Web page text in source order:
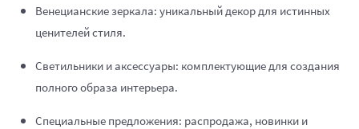
Венецианские зеркала: уникальный декор для истинных
ценителей стиля.
Светильники и аксессуары: комплектующие для создания
полного образа интерьера.
Специальные предложения: распродажа, новинки и